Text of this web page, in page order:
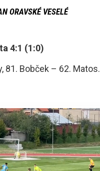
4:1 (1:0)
81. Bobček – 62. Matos.